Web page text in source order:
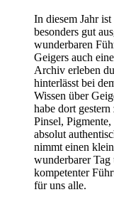
In diesem Jahr
besonders gut
wunderbaren
Geigers auch
Archiv erleben
hinterlässt bei
Wissen über
habe dort
Pinsel,
absolut
nimmt einen
wunderbarer Tag
kompetenter
für uns alle.